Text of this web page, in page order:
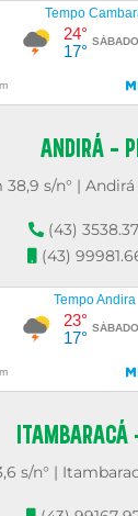
ANDIRÁ -
38,9 s/n° |
(43)
(43)
ITAMBARACÁ
s/n° |